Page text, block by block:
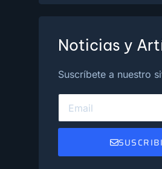
Noticias y
Suscríbete a nuestro